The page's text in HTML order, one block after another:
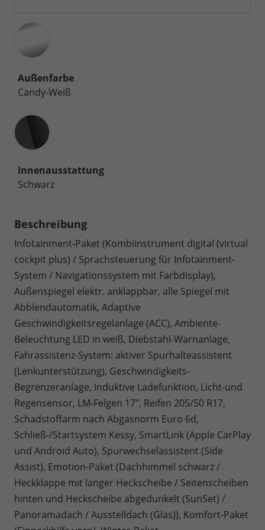
Außenfarbe
Candy-Weiß
Innenausstattung
Innenausstattung
Schwarz
Beschreibung
Infotainment-Paket (Kombiinstrument digital (virtual
cockpit plus) / Sprachsteuerung für Infotainment-
System / Navigationssystem mit Farbdisplay),
Außenspiegel elektr. anklappbar, alle Spiegel mit
Abblendautomatik, Adaptive
Geschwindigkeitsregelanlage (ACC), Ambiente-
Beleuchtung LED in weiß, Diebstahl-Warnanlage,
Fahrassistenz-System: aktiver Spurhalteassistent
(Lenkunterstützung), Geschwindigkeits-
Begrenzeranlage, Induktive Ladefunktion, Licht-und
Regensensor, LM-Felgen 17", Reifen 205/50 R17,
Schadstoffarm nach Abgasnorm Euro 6d,
Schließ-/Startsystem Kessy, SmartLink (Apple CarPlay
und Android Auto), Spurwechselassistent (Side
Assist), Emotion-Paket (Dachhimmel schwarz /
Heckklappe mit langer Heckscheibe / Seitenscheiben
hinten und Heckscheibe abgedunkelt (SunSet) /
Panoramadach / Ausstelldach (Glas)), Komfort-Paket